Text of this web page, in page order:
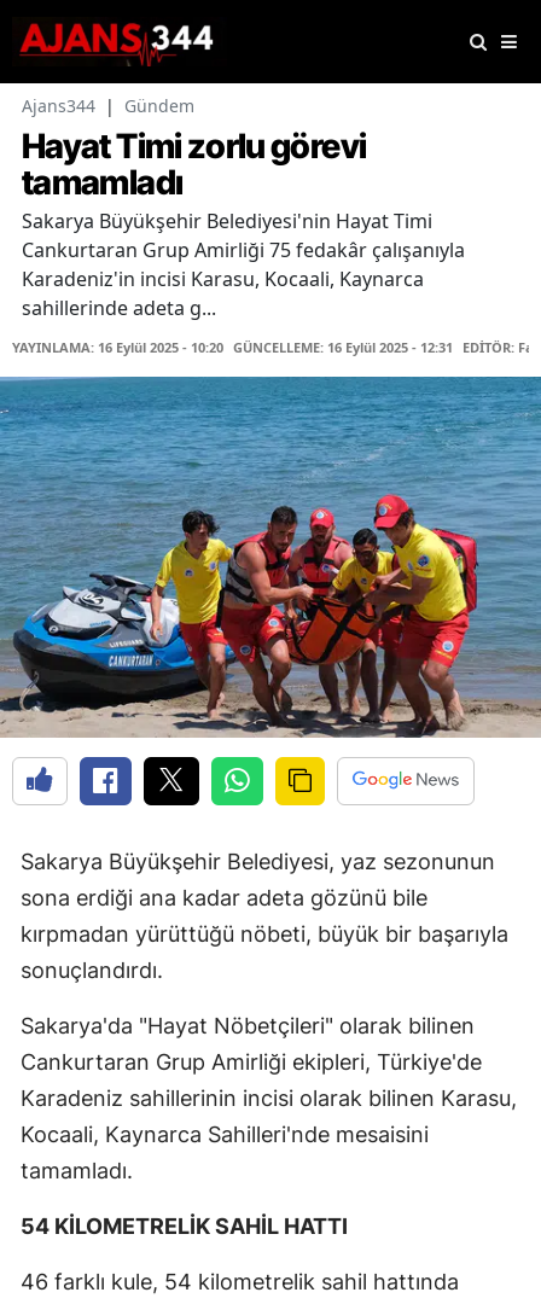
Ajans344 | Gündem
Hayat Timi zorlu görevi
tamamladı
Sakarya Büyükşehir Belediyesi'nin Hayat Timi
Cankurtaran Grup Amirliği 75 fedakâr çalışanıyla
Karadeniz'in incisi Karasu, Kocaali, Kaynarca
sahillerinde adeta g...
YAYINLAMA: 16 Eylül 2025 - 10:20 GÜNCELLEME: 16 Eylül 2025 - 12:31 EDİTÖR:
Sakarya Büyükşehir Belediyesi, yaz sezonunun
sona erdiği ana kadar adeta gözünü bile
kırpmadan yürüttüğü nöbeti, büyük bir başarıyla
sonuçlandırdı.
Sakarya'da "Hayat Nöbetçileri" olarak bilinen
Cankurtaran Grup Amirliği ekipleri, Türkiye'de
Karadeniz sahillerinin incisi olarak bilinen Karasu,
Kocaali, Kaynarca Sahilleri'nde mesaisini
tamamladı.
54 KİLOMETRELİK SAHİL HATTI
46 farklı kule, 54 kilometrelik sahil hattında